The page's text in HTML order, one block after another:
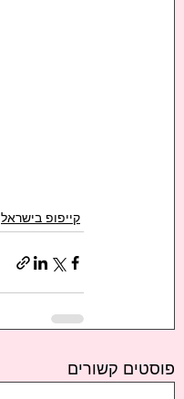
קייפופ בישראל
פוסטים קשורים